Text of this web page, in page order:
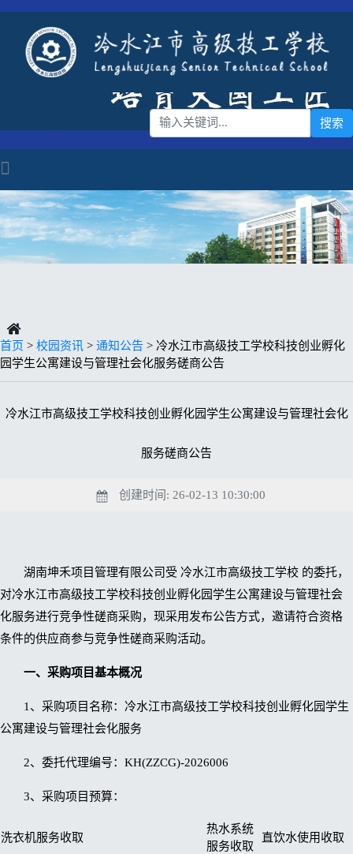
首页 > 校园资讯 > 通知公告 > 冷水江市高级技工学校科技创业孵化
园学生公寓建设与管理社会化服务磋商公告
冷水江市高级技工学校科技创业孵化园学生公寓建设与管理社会化
服务磋商公告
创建时间: 26-02-13 10:30:00
湖南坤禾项目管理有限公司受 冷水江市高级技工学校 的委托，
对冷水江市高级技工学校科技创业孵化园学生公寓建设与管理社会
化服务进行竞争性磋商采购，现采用发布公告方式，邀请符合资格
条件的供应商参与竞争性磋商采购活动。
一、采购项目基本概况
1、采购项目名称：冷水江市高级技工学校科技创业孵化园学生
公寓建设与管理社会化服务
2、委托代理编号：KH(ZZCG)-2026006
3、采购项目预算：
洗衣机服务收取
热水系统
服务收取
直饮水使用收取